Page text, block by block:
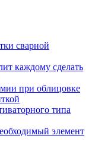
сварной
каждому сделать
при облицовке
типа
элемент